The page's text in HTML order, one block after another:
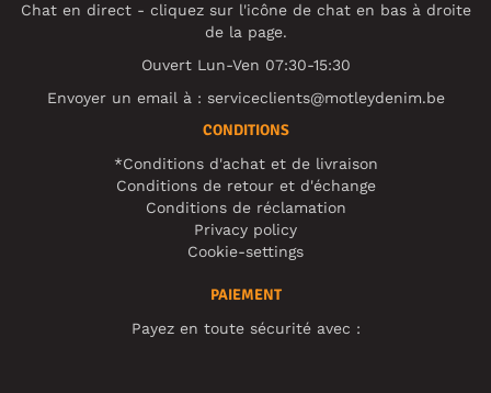
Chat en direct - cliquez sur l'icône de chat en bas à droite
de la page.
Ouvert Lun-Ven 07:30-15:30
Envoyer un email à : serviceclients@motleydenim.be
CONDITIONS
*Conditions d'achat et de livraison
Conditions de retour et d'échange
Conditions de réclamation
Privacy policy
Cookie-settings
PAIEMENT
Payez en toute sécurité avec :